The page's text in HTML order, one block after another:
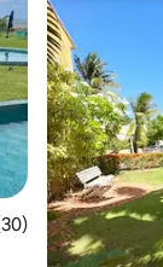
30件、5つ星中